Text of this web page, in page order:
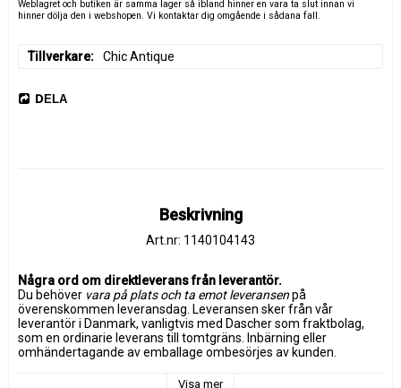
Weblagret och butiken är samma lager så ibland hinner en vara ta slut innan vi
hinner dölja den i webshopen. Vi kontaktar dig omgående i sådana fall.
Tillverkare Chic Antique
DELA
Beskrivning
Art.nr: 1140104143
Några ord om direktleverans från leverantör.
Du behöver vara på plats och ta emot leveransen på
överenskommen leveransdag. Leveransen sker från vår
leverantör i Danmark, vanligtvis med Dascher som fraktbolag,
som en ordinarie leverans till tomtgräns. Inbärning eller
omhändertagande av emballage ombesörjes av kunden.
Visa mer